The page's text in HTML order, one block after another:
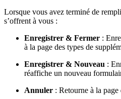
Lorsque vous avez terminé de
s’offrent à vous :
Enregistrer & Fermer :
à la page des types de
Enregistrer & Nouveau :
réaffiche un nouveau
Annuler : Retourne à la